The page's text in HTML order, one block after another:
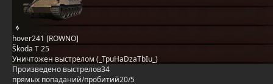
hover241 [ROWNO]
Škoda T 25
Уничтожен выстрелом (_TpuHaDzaTbIu_)
Произведено выстрелов34
прямых попаданий/пробитий20/5